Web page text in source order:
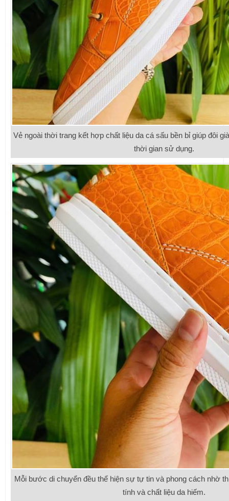
Vẻ ngoài thời trang kết hợp chất liệu da cá sấu bền bỉ giúp đôi
thời gian sử dụng.
Mỗi bước di chuyển đều thể hiện sự tự tin và phong cách nhờ
tính và chất liệu da hiếm.